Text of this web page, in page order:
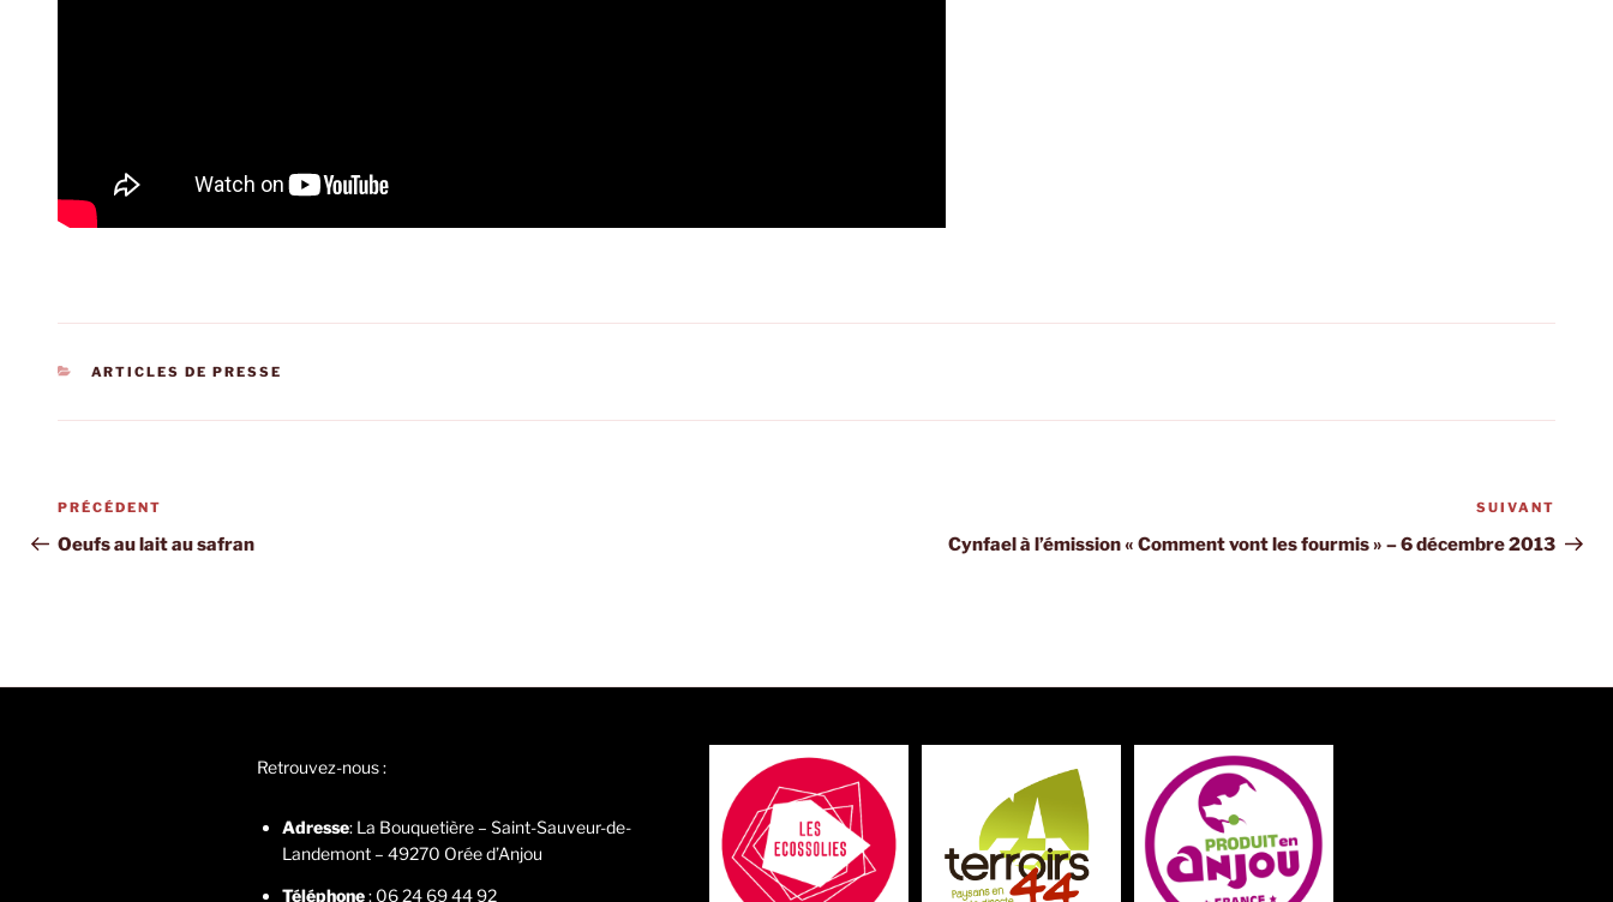
CATÉGORIES
ARTICLES DE PRESSE
Navigation
de
Article
précédent
PRÉCÉDENT
Oeufs au lait au safran
SUIVANT
Cynfael à l’émission « Comment vont les fourmis » – 6 décembre 2013
Retrouvez-nous :
Adresse: La Bouquetière – Saint-Sauveur-de-
Landemont – 49270 Orée d’Anjou
Téléphone: 06 24 69 44 92